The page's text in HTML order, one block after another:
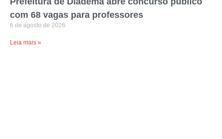
com 68 vagas para professores
6 de agosto de 2026
Leia mais »